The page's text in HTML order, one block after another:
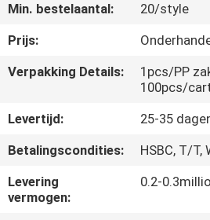
CONTACTEER
ONS
GEVALLEN
SITEMAP
Min. bestelaantal:
20/style
Prijs:
Verpakking Details:
1pcs/PP
100pcs/
Levertijd:
25-35
Betalingscondities:
HSBC, T/T,
Levering
vermogen:
0.2-